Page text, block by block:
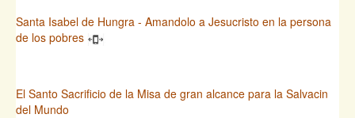
Santa Isabel de Hungra - Amandolo a Jesucristo en la persona
de los pobres
El Santo Sacrificio de la Misa de gran alcance para la Salvacin
del Mundo